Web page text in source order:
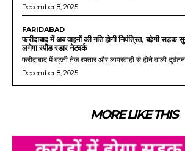
December 8, 2025
FARIDABAD
फरीदाबाद में अब वाहनों की गति होगी नियंत्रित, बढ़ेगी सड़क
लगेगा स्पीड रडार नेटवर्क
फरीदाबाद में बढ़ती तेज रफ्तार और लापरवाही से होने वाली
December 8, 2025
MORE LIKE THIS